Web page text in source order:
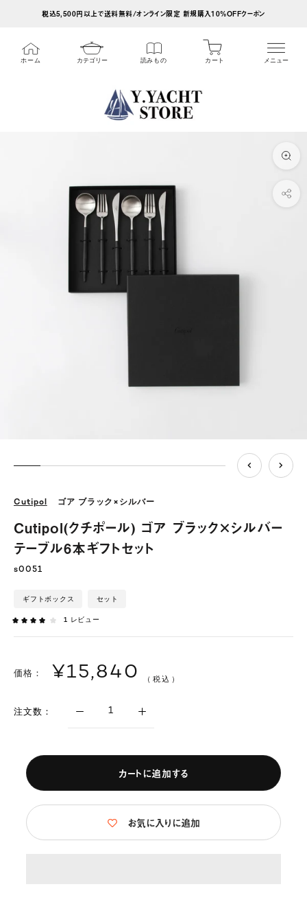
税込5,500円以上で送料無料/オンライン限定 新規購入10%OFFクーポン
ホーム カテゴリー 読みもの カート メニュー
Cutipol ゴア ブラック×シルバー
Cutipol(クチポール) ゴア ブラック×シルバー
テーブル6本ギフトセット
s0051
ギフトボックス セット
1 レビュー
価格： ¥15,840 （税込）
注文数：
カートに追加する
お気に入りに追加